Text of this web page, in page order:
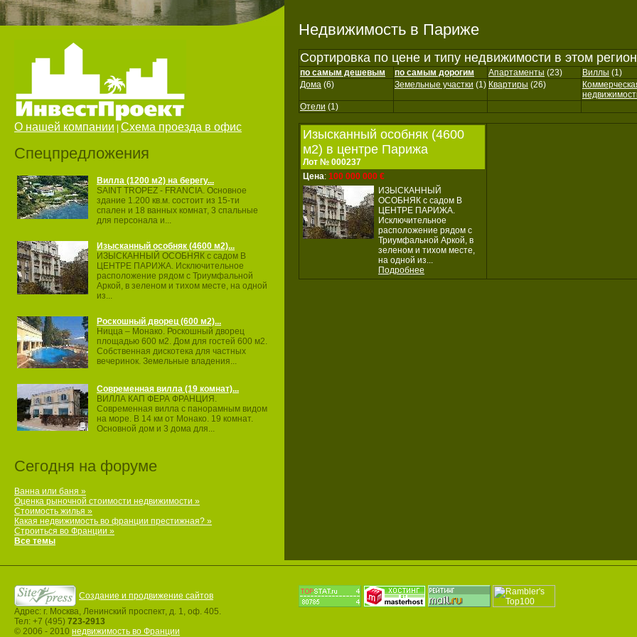
О нашей компании Схема проезда в офис
Спецпредложения
Вилла (1200 м2) на берегу...
SAINT TROPEZ ‐ FRANCIA. Основное
здание 1.200 кв.м. состоит из 15‐ти
спален и 18 ванных комнат, 3 спальные
для персонала и...
Изысканный особняк (4600 м2)...
ИЗЫСКАННЫЙ ОСОБНЯК с садом В
ЦЕНТРЕ ПАРИЖА. Исключительное
расположение рядом с Триумфальной
Аркой, в зеленом и тихом месте, на одной
из...
Роскошный дворец (600 м2)...
Ницца – Монако. Роскошный дворец
площадью 600 м2. Дом для гостей 600 м2.
Собственная дискотека для частных
вечеринок. Земельные владения...
Современная вилла (19 комнат)...
ВИЛЛА КАП ФЕРА ФРАНЦИЯ.
Современная вилла с панорамным видом
на море. В 14 км от Монако. 19 комнат.
Основной дом и 3 дома для...
Сегодня на форуме
Ванна или баня »
Оценка рыночной стоимости недвижимости »
Стоимость жилья »
Какая недвижимость во франции престижная? »
Строиться во Франции »
Все темы
Недвижимость в Париже
Сортировка по цене и типу недвижимости в этом
по самым дешевым по самым дорогим Апартаменты (23) Виллы (1)
Дома (6) Земельные участки (1) Квартиры (26)
Отели (1)
Изысканный особняк (4600
м2) в центре Парижа
Лот № 000237
Цена: 100 000 000 €
ИЗЫСКАННЫЙ
ОСОБНЯК с садом В
ЦЕНТРЕ ПАРИЖА.
Исключительное
расположение рядом с
Триумфальной Аркой, в
зеленом и тихом месте,
на одной из...
Подробнее
Создание и продвижение сайтов
Адрес: г. Москва, Ленинский проспект, д. 1, оф. 405.
Тел: +7 (495) 723-2913
© 2006 - 2010 недвижимость во Франции